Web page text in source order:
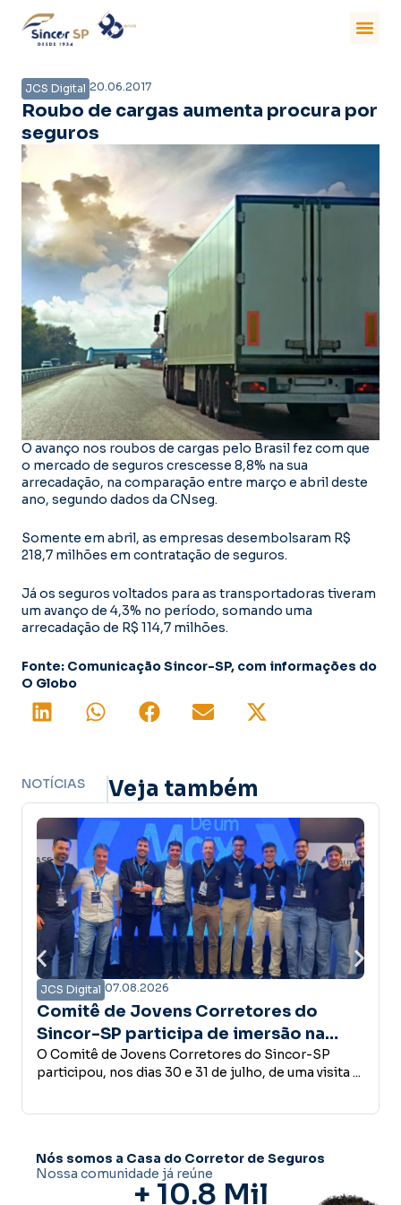
JCS Digital 20.06.2017
Roubo de cargas aumenta procura por
seguros
O avanço nos roubos de cargas pelo Brasil fez com que
o mercado de seguros crescesse 8,8% na sua
arrecadação, na comparação entre março e abril deste
ano, segundo dados da CNseg.
Somente em abril, as empresas desembolsaram R$
218,7 milhões em contratação de seguros.
Já os seguros voltados para as transportadoras tiveram
um avanço de 4,3% no período, somando uma
arrecadação de R$ 114,7 milhões.
Fonte: Comunicação Sincor-SP, com informações do
O Globo
NOTÍCIAS Veja também
Corretores do
de imersão na
estrutura do Grupo
do Sincor-SP
de julho, de uma visita ...
Campanha Amanhã
confiança é a base do
desenvolvimento
Empreender, investir,
conceder crédito ou abrir
Nós somos a Casa do Corretor de Seguros
Nossa comunidade já reúne
+ 10.8 Mil